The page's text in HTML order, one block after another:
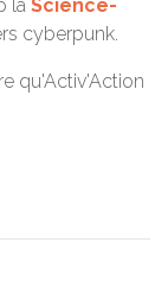
la Science-
cyberpunk.
qu'Activ'Action